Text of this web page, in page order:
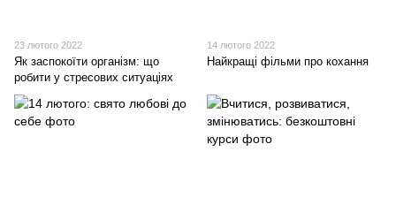
23 лютого 2022
Як заспокоїти організм: що
робити у стресових ситуаціях
14 лютого 2022
Найкращі фільми про кохання